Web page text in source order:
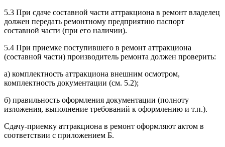
5.3 При сдаче составной части аттракциона в ремонт владелец
должен передать ремонтному предприятию паспорт
составной части (при его наличии).
5.4 При приемке поступившего в ремонт аттракциона
(составной части) производитель ремонта должен проверить:
а) комплектность аттракциона внешним осмотром,
комплектность документации (см. 5.2);
б) правильность оформления документации (полноту
изложения, выполнение требований к оформлению и т.п.).
Сдачу-приемку аттракциона в ремонт оформляют актом в
соответствии с приложением Б.